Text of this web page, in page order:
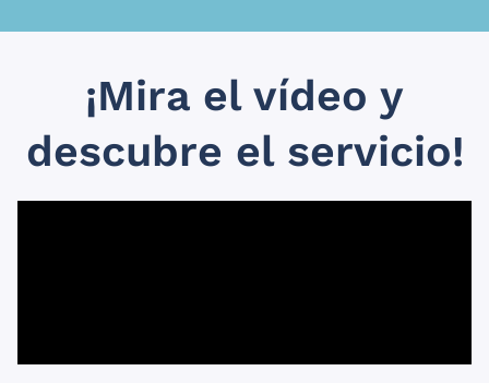
¡Mira el vídeo y
descubre el servicio!